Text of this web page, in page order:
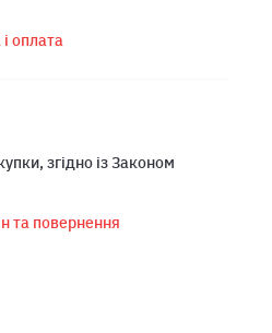
оплата
згідно із Законом
та повернення